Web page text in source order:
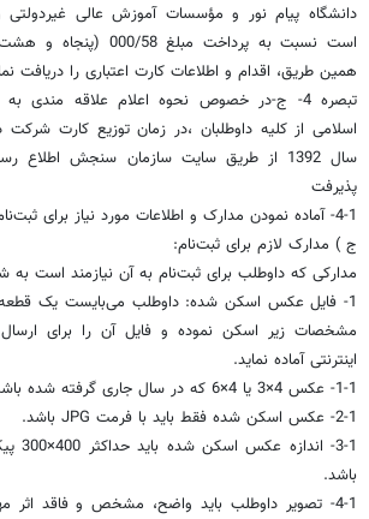
دانشگاه پیام نور و مؤسسات آموزش عالی غیردولتی و
است نسبت به پرداخت مبلغ
همین طریق، اقدام و اطلاعات کارت اعتباری را دریافت
تبصره 4- ج-در خصوص نحوه اعلام علاقه مندی
اسلامی از کلیه داوطلبان ،در زمان توزیع کارت
سال 1392 از طریق سایت سازمان سنجش
پذیرفت
4-1- آماده نمودن مدارک و اطلاعات مورد نیاز برای ثبت‌نام.
ج ) مدارک لازم برای ثبت‌نام:
مدارکی که داوطلب برای ثبت‌نام به آن نیازمند است
1- فایل عکس اسکن شده: داوطلب می‌بایست یک
مشخصات زیر اسکن نموده و فایل آن را برای ارسال
اینترنتی آماده نماید.
1-1- عکس 4×3 یا 4×6 که در سال جاری گرفته شده باشد (عکس تمام رخ).
2-1- عکس اسکن شده فقط باید با فرمت JPG باشد.
باشد.
4-1- تصویر داوطلب باید واضح، مشخص و فاقد اثر